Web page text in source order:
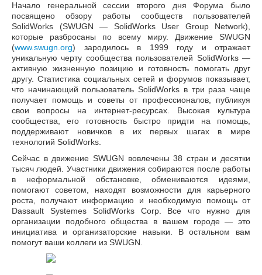
Начало генеральной сессии второго дня Форума было
посвящено обзору работы сообществ пользователей
SolidWorks (SWUGN — SolidWorks User Group Network),
которые разбросаны по всему миру. Движение SWUGN
(www.swugn.org) зародилось в 1999 году и отражает
уникальную черту сообщества пользователей SolidWorks —
активную жизненную позицию и готовность помогать друг
другу. Статистика социальных сетей и форумов показывает,
что начинающий пользователь SolidWorks в три раза чаще
получает помощь и советы от профессионалов, публикуя
свои вопросы на интернет-ресурсах. Высокая культура
сообщества, его готовность быстро придти на помощь,
поддерживают новичков в их первых шагах в мире
технологий SolidWorks.
Сейчас в движение SWUGN вовлечены 38 стран и десятки
тысяч людей. Участники движения собираются после работы
в неформальной обстановке, обмениваются идеями,
помогают советом, находят возможности для карьерного
роста, получают информацию и необходимую помощь от
Dassault Systemes SolidWorks Corp. Все что нужно для
организации подобного общества в вашем городе — это
инициатива и организаторские навыки. В остальном вам
помогут ваши коллеги из SWUGN.